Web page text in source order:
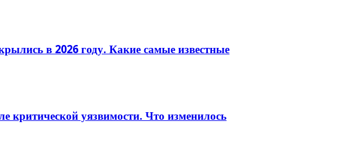
в 2026 году. Какие самые известные
критической уязвимости. Что изменилось